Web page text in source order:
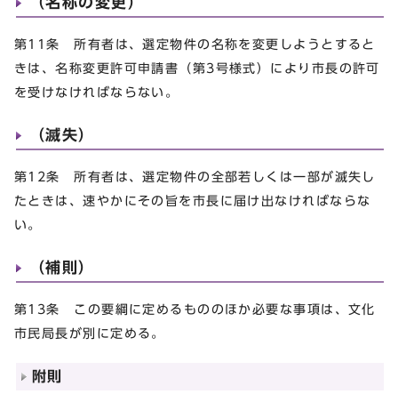
第11条 所有者は、選定物件の名称を変更しようとすると
きは、名称変更許可申請書（第3号様式）により市長の許可
を受けなければならない。
（滅失）
第12条 所有者は、選定物件の全部若しくは一部が滅失し
たときは、速やかにその旨を市長に届け出なければならな
い。
（補則）
第13条 この要綱に定めるもののほか必要な事項は、文化
市民局長が別に定める。
附則